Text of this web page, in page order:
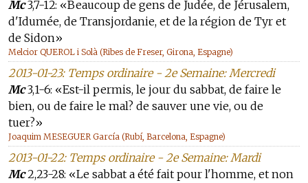
Mc3,7-12: «Beaucoup de gens de Judée, de Jérusalem,
d'Idumée, de Transjordanie, et de la région de Tyr et
de Sidon»
Melcior QUEROL i Solà (Ribes de Freser, Girona, Espagne)
2013-01-23: Temps ordinaire - 2e Semaine: Mercredi
Mc3,1-6: «Est-il permis, le jour du sabbat, de faire le
bien, ou de faire le mal? de sauver une vie, ou de
tuer?»
Joaquim MESEGUER García (Rubí, Barcelona, Espagne)
2013-01-22: Temps ordinaire - 2e Semaine: Mardi
Mc2,23-28: «Le sabbat a été fait pour l'homme, et non